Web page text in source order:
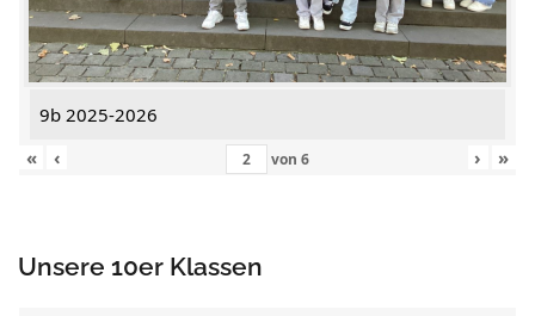
9b 2025-2026
«
‹ von 6 › »
Unsere 10er Klassen